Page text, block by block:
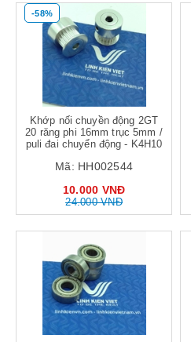
-58%
Khớp nối chuyền động 2GT
20 răng phi 16mm trục 5mm /
puli đai chuyển động - K4H10
Mã: HH002544
10.000 VNĐ
24.000 VNĐ